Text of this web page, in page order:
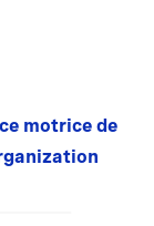
motrice de